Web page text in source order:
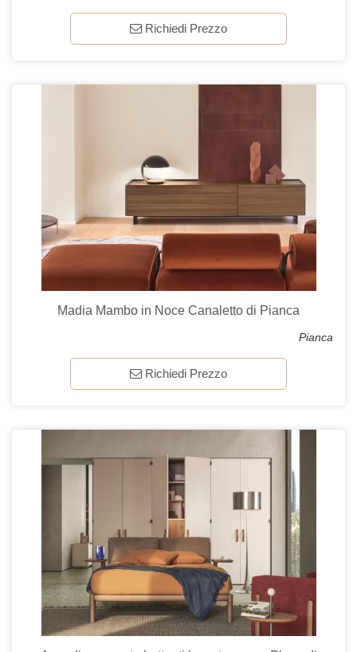
Richiedi Prezzo
Madia Mambo in Noce Canaletto di Pianca
Pianca
Richiedi Prezzo